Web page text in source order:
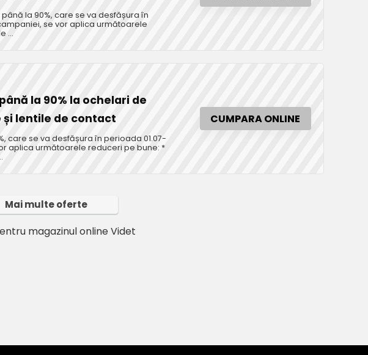
la 90%, care se va desfășura în
se vor aplica următoarele
...
la 90% la ochelari de
și lentile de contact
care se va desfășura în perioada 01.07-
aplica următoarele reduceri pe bune: *
CUMPARA ONLINE
Mai multe oferte
magazinul online Videt